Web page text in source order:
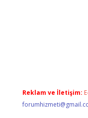
Reklam ve İletişim: